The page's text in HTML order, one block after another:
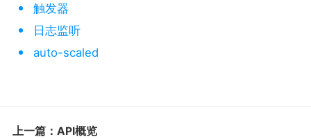
触发器
日志监听
auto-scaled
上一篇：API概览